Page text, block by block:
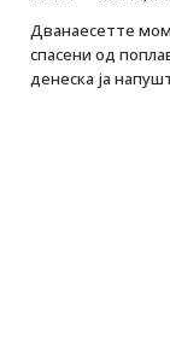
Дванаесетте
спасени од
денеска ја